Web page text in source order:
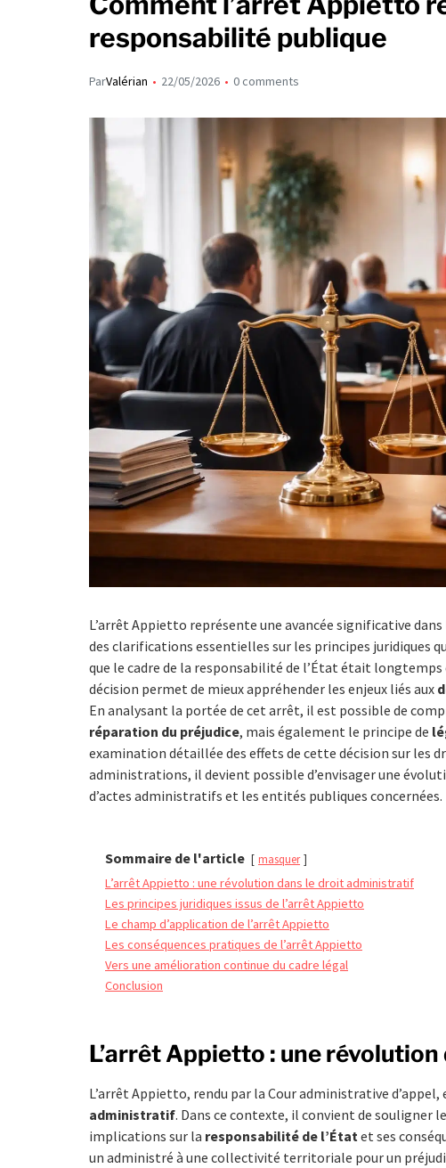
responsabilité publique
ParValérian 22/05/2026 0 comments
L’arrêt Appietto représente une avancée significative dans
des clarifications essentielles sur les principes juridiques
que le cadre de la responsabilité de l’État était
décision permet de mieux appréhender les enjeux liés aux
En analysant la portée de cet arrêt, il est possible de
réparation du préjudice, mais également le principe de
examination détaillée des effets de cette décision sur les
administrations, il devient possible d’envisager une
d’actes administratifs et les entités publiques concernées.
Sommaire de l'article masquer
L’arrêt Appietto : une révolution dans le droit administratif
Les principes juridiques issus de l’arrêt Appietto
Le champ d’application de l’arrêt Appietto
Les conséquences pratiques de l’arrêt Appietto
Vers une amélioration continue du cadre légal
Conclusion
L’arrêt Appietto : une
L’arrêt Appietto, rendu par la Cour administrative
administratif. Dans ce contexte, il convient de souligner
implications sur la responsabilité de l’État et ses
un administré à une collectivité territoriale pour un